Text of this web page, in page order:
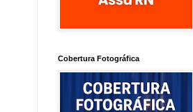
Cobertura Fotográfica